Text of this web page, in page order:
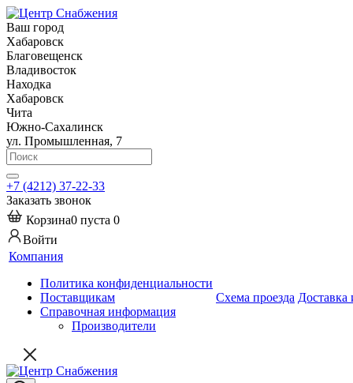
Ваш город
Хабаровск
Благовещенск
Владивосток
Находка
Хабаровск
Чита
Южно-Сахалинск
ул. Промышленная, 7
+7 (4212) 37-22-33
Заказать звонок
Корзина0 пуста 0
Войти
Компания
Политика конфиденциальности
Поставщикам
Справочная информация
Производители
Схема проезда Доставка